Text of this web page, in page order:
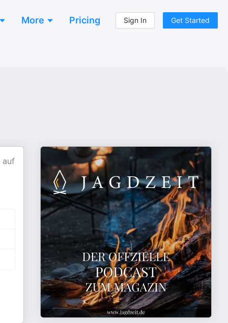
More Pricing Sign In Get Started
auf